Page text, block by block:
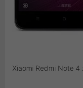
Xiaomi Redmi Note